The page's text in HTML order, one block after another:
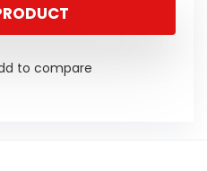
to compare